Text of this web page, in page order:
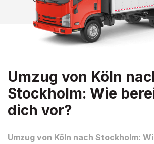
Umzug von Köln
Stockholm: Wie
dich vor?
Umzug von Köln nach Stockholm: